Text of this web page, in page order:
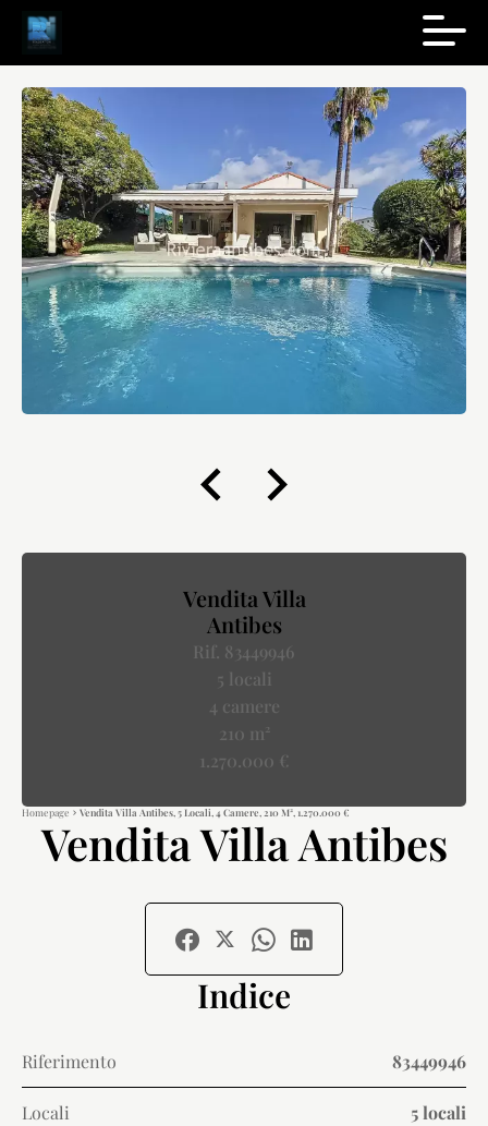
Vendita Villa
Antibes
Rif. 83449946
5 locali
4 camere
210 m²
1.270.000 €
Homepage Vendita Villa Antibes, 5 Locali, 4 Camere, 210 M², 1.270.000 €
Vendita Villa Antibes
Indice
Riferimento 83449946
Locali 5 locali